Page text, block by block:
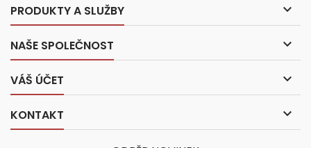
PRODUKTY A SLUŽBY 
NAŠE SPOLEČNOST 
VÁŠ ÚČET 
KONTAKT 